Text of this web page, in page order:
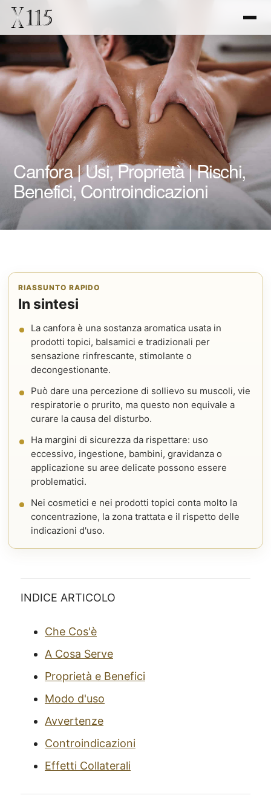
Canfora | Usi, Proprietà | Rischi,
Benefici, Controindicazioni
RIASSUNTO RAPIDO
In sintesi
La canfora è una sostanza aromatica usata in
prodotti topici, balsamici e tradizionali per
sensazione rinfrescante, stimolante o
decongestionante.
Può dare una percezione di sollievo su muscoli, vie
respiratorie o prurito, ma questo non equivale a
curare la causa del disturbo.
Ha margini di sicurezza da rispettare: uso
eccessivo, ingestione, bambini, gravidanza o
applicazione su aree delicate possono essere
problematici.
Nei cosmetici e nei prodotti topici conta molto la
concentrazione, la zona trattata e il rispetto delle
indicazioni d'uso.
INDICE ARTICOLO
Che Cos'è
A Cosa Serve
Proprietà e Benefici
Modo d'uso
Avvertenze
Controindicazioni
Effetti Collaterali